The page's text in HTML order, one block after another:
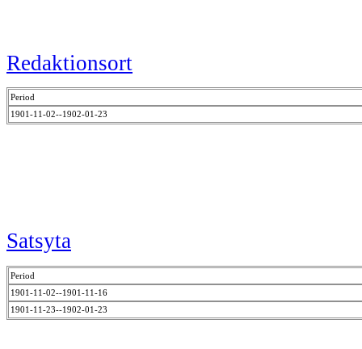
Redaktionsort
Period
1901-11-02--1902-01-23
Satsyta
Period
1901-11-02--1901-11-16
1901-11-23--1902-01-23